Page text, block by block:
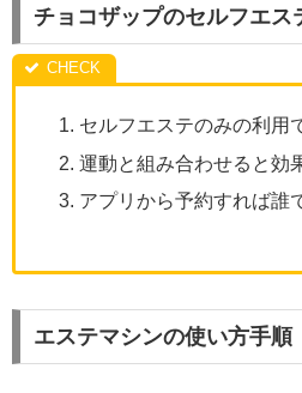
チョコザップのセルフエス
セルフエステのみの利用
運動と組み合わせると効
アプリから予約すれば誰
エステマシンの使い方手順